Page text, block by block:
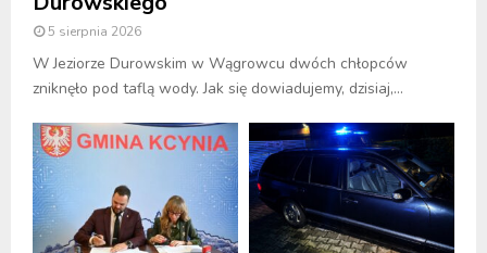
5 sierpnia 2026
W Jeziorze Durowskim w Wągrowcu dwóch chłopców
zniknęło pod taflą wody. Jak się dowiadujemy, dzisiaj,...